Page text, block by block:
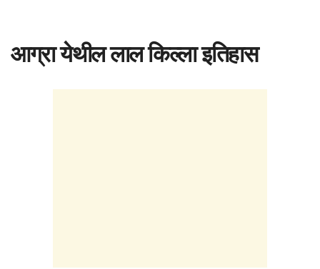
आग्रा येथील लाल किल्ला इतिहास